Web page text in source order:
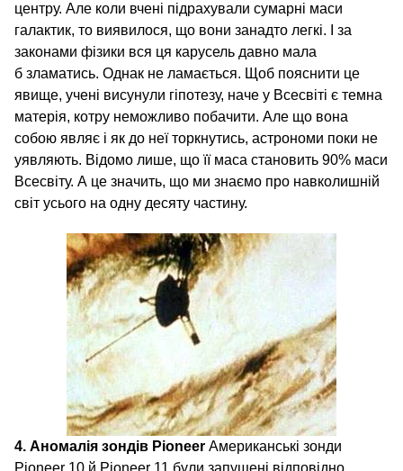
центру. Але коли вчені підрахували сумарні маси
галактик, то виявилося, що вони занадто легкі. І за
законами фізики вся ця карусель давно мала
б зламатись. Однак не ламається. Щоб пояснити це
явище, учені висунули гіпотезу, наче у Всесвіті є темна
матерія, котру неможливо побачити. Але що вона
собою являє і як до неї торкнутись, астрономи поки не
уявляють. Відомо лише, що її маса становить 90% маси
Всесвіту. А це значить, що ми знаємо про навколишній
світ усього на одну десяту частину.
4. Аномалія зондів Pioneer Американські зонди